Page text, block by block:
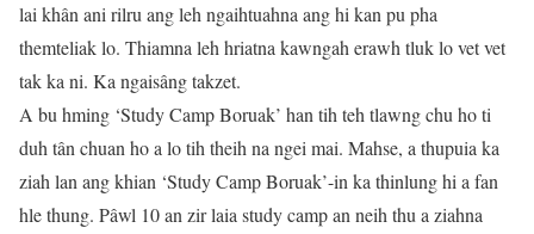
lai khân ani rilru ang leh ngaihtuahna ang hi kan pu pha
themteliak lo. Thiamna leh hriatna kawngah erawh tluk lo vet vet
tak ka ni. Ka ngaisâng takzet.
A bu hming ‘Study Camp Boruak’ han tih teh tlawng chu ho ti
duh tân chuan ho a lo tih theih na ngei mai. Mahse, a thupuia ka
ziah lan ang khian ‘Study Camp Boruak’-in ka thinlung hi a fan
hle thung. Pâwl 10 an zir laia study camp an neih thu a ziahna